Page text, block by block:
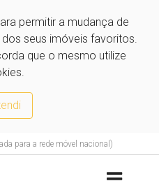
permitir a mudança de
seus imóveis favoritos.
que o mesmo utilize
para a rede móvel nacional)